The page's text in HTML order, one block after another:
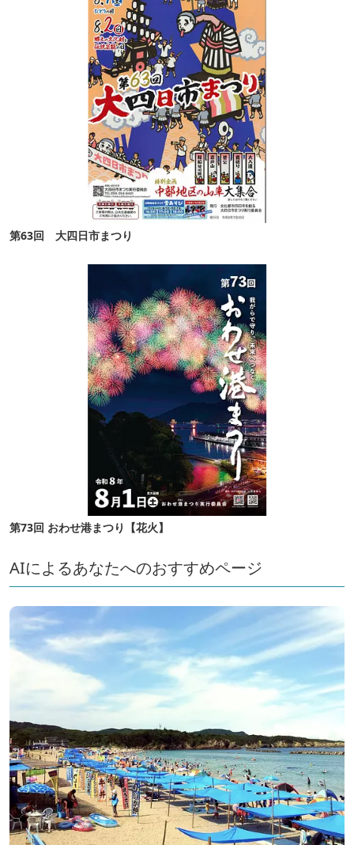
第63回 大四日市まつり
第73回 おわせ港まつり【花火】
AIによるあなたへのおすすめページ